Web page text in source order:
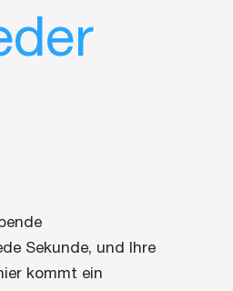
Sekunde, und Ihre
kommt ein